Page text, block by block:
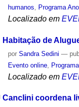
humanos
Programa
Localizado em
Habitação de
porSandra Sedini —
Evento online
Localizado em
Canclini coordena